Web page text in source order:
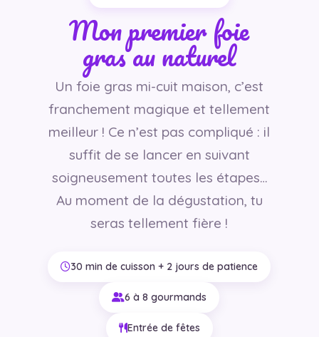
Mon premier foie
gras au naturel
Un foie gras mi-cuit maison, c’est
franchement magique et tellement
meilleur ! Ce n’est pas compliqué : il
suffit de se lancer en suivant
soigneusement toutes les étapes…
Au moment de la dégustation, tu
seras tellement fière !
30 min de cuisson + 2 jours de patience
6 à 8 gourmands
Entrée de fêtes